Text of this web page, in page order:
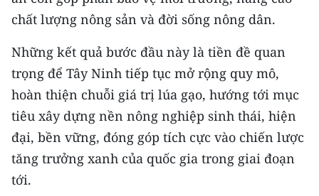
chất lượng nông sản và đời sống nông dân.
Những kết quả bước đầu này là tiền đề quan
trọng để Tây Ninh tiếp tục mở rộng quy mô,
hoàn thiện chuỗi giá trị lúa gạo, hướng tới mục
tiêu xây dựng nền nông nghiệp sinh thái, hiện
đại, bền vững, đóng góp tích cực vào chiến lược
tăng trưởng xanh của quốc gia trong giai đoạn
tới.